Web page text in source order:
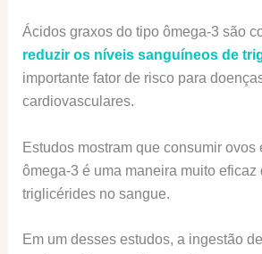
Ácidos graxos do tipo ômega-3 são
reduzir os níveis sanguíneos de
importante fator de risco para
cardiovasculares.
Estudos mostram que consumir
ômega-3 é uma maneira muito eficaz
triglicérides no sangue.
Em um desses estudos, a ingestão